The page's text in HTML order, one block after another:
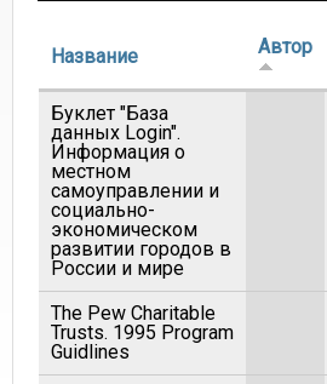
Название Автор
Буклет "База
данных Login".
Информация о
местном
самоуправлении и
социально-
экономическом
развитии городов в
России и мире
The Pew Charitable
Trusts. 1995 Program
Guidlines